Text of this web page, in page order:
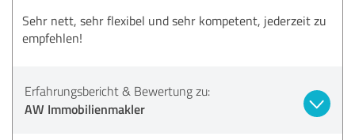
Sehr nett, sehr flexibel und sehr kompetent, jederzeit zu
empfehlen!
Erfahrungsbericht & Bewertung zu:
AW Immobilienmakler